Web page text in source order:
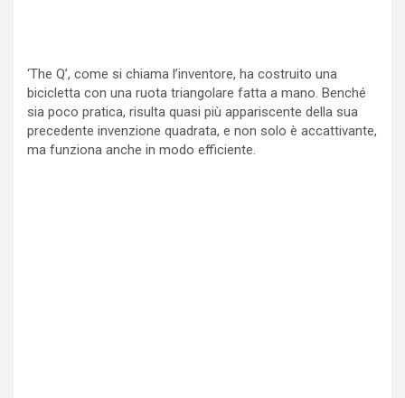
‘The Q’, come si chiama l’inventore, ha costruito una
bicicletta con una ruota triangolare fatta a mano. Benché
sia poco pratica, risulta quasi più appariscente della sua
precedente invenzione quadrata, e non solo è accattivante,
ma funziona anche in modo efficiente.